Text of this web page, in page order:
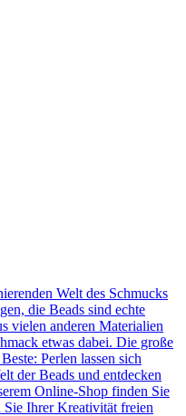
Welt des Schmucks
die Beads sind echte
vielen anderen Materialien
etwas dabei. Die große
Perlen lassen sich
der Beads und entdecken
Online-Shop finden Sie
Sie Ihrer Kreativität freien